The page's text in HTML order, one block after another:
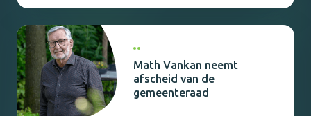
Math Vankan neemt
afscheid van de
gemeenteraad